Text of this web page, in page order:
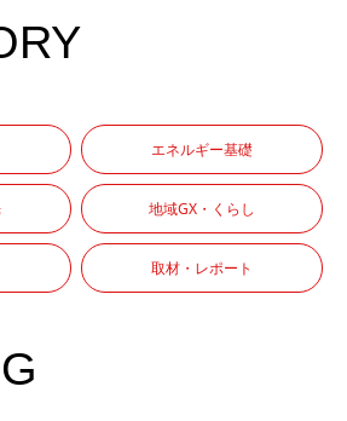
エネルギー基礎
地域GX・くらし
取材・レポート